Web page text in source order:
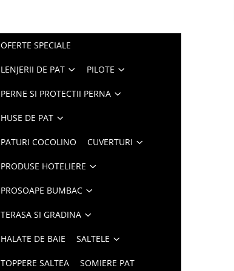
OFERTE SPECIALE
LENJERII DE PAT PILOTE
PERNE SI PROTECTII PERNA
HUSE DE PAT
PATURI COCOLINO CUVERTURI
PRODUSE HOTELIERE
PROSOAPE BUMBAC
TERASA SI GRADINA
HALATE DE BAIE SALTELE
TOPPERE SALTEA SOMIERE PAT